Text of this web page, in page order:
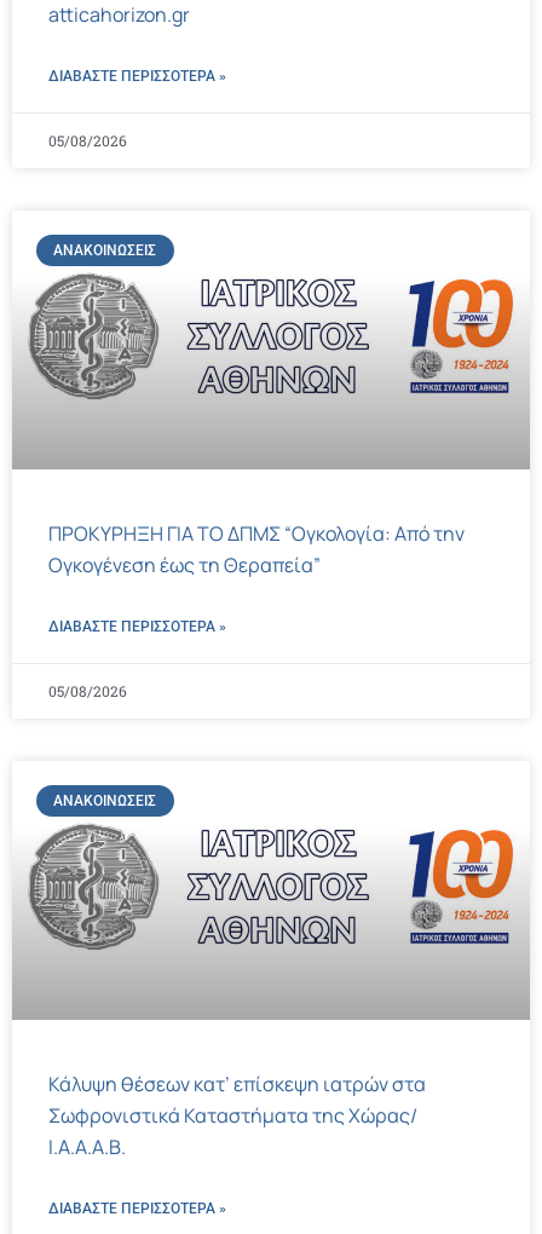
atticahorizon.gr
ΔΙΑΒΑΣΤΕ ΠΕΡΙΣΣΌΤΕΡΑ »
05/08/2026
ΑΝΑΚΟΙΝΏΣΕΙΣ
ΠΡΟΚΥΡΗΞΗ ΓΙΑ ΤΟ ΔΠΜΣ “Ογκολογία: Από την
Ογκογένεση έως τη Θεραπεία”
ΔΙΑΒΑΣΤΕ ΠΕΡΙΣΣΌΤΕΡΑ »
05/08/2026
ΑΝΑΚΟΙΝΏΣΕΙΣ
Κάλυψη θέσεων κατ’ επίσκεψη ιατρών στα
Σωφρονιστικά Καταστήματα της Χώρας/
Ι.Α.Α.Α.Β.
ΔΙΑΒΑΣΤΕ ΠΕΡΙΣΣΌΤΕΡΑ »